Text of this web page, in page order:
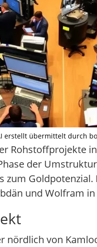
erstellt übermittelt durch
Rohstoffprojekte
der
und Wolfram
nördlich von